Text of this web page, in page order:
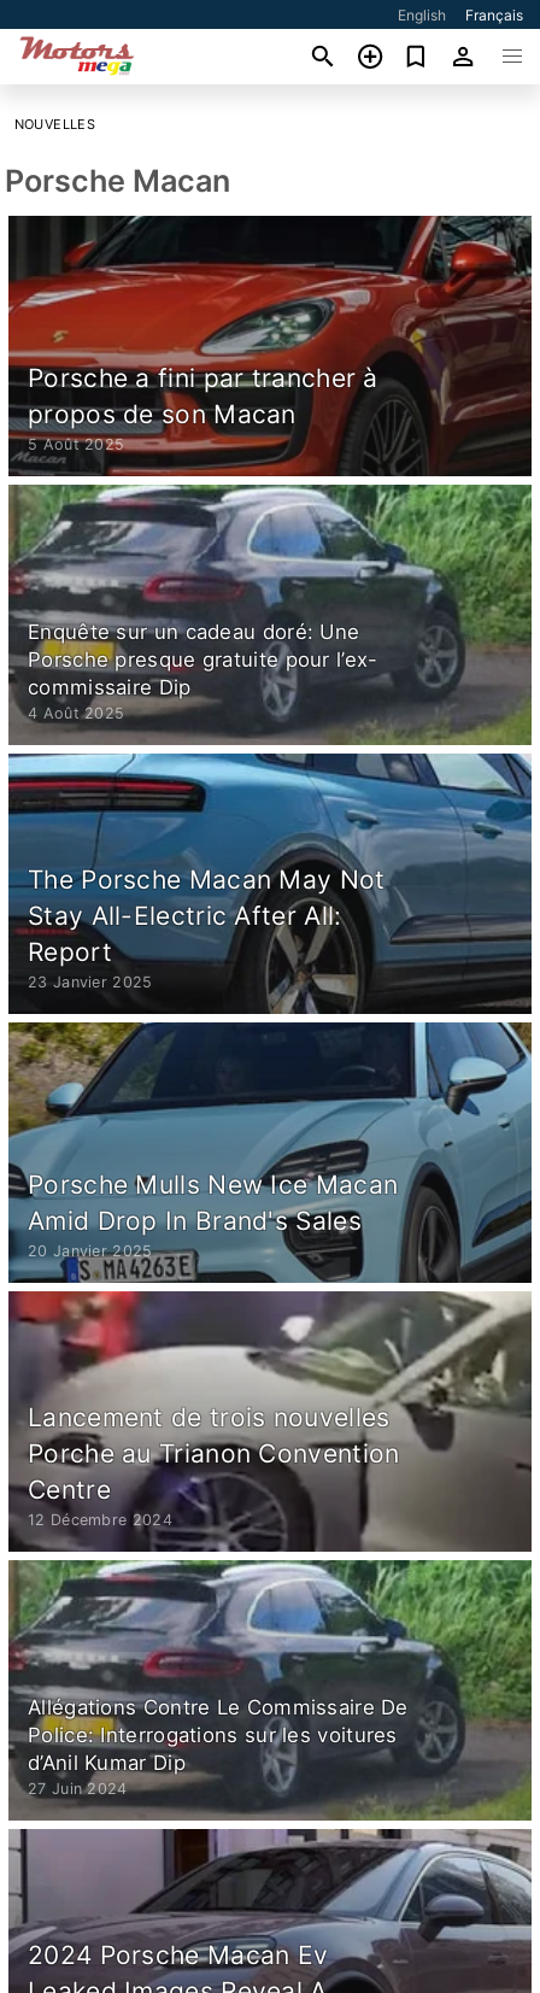
English Français
NOUVELLES
Porsche Macan
Porsche a fini par trancher à
propos de son Macan
5 Août 2025
Enquête sur un cadeau doré: Une
Porsche presque gratuite pour l’ex-
commissaire Dip
4 Août 2025
The Porsche Macan May Not
Stay All-Electric After All:
Report
23 Janvier 2025
Porsche Mulls New Ice Macan
Amid Drop In Brand's Sales
20 Janvier 2025
Lancement de trois nouvelles
Porche au Trianon Convention
Centre
12 Décembre 2024
Allégations Contre Le Commissaire De
Police: Interrogations sur les voitures
d’Anil Kumar Dip
27 Juin 2024
2024 Porsche Macan Ev